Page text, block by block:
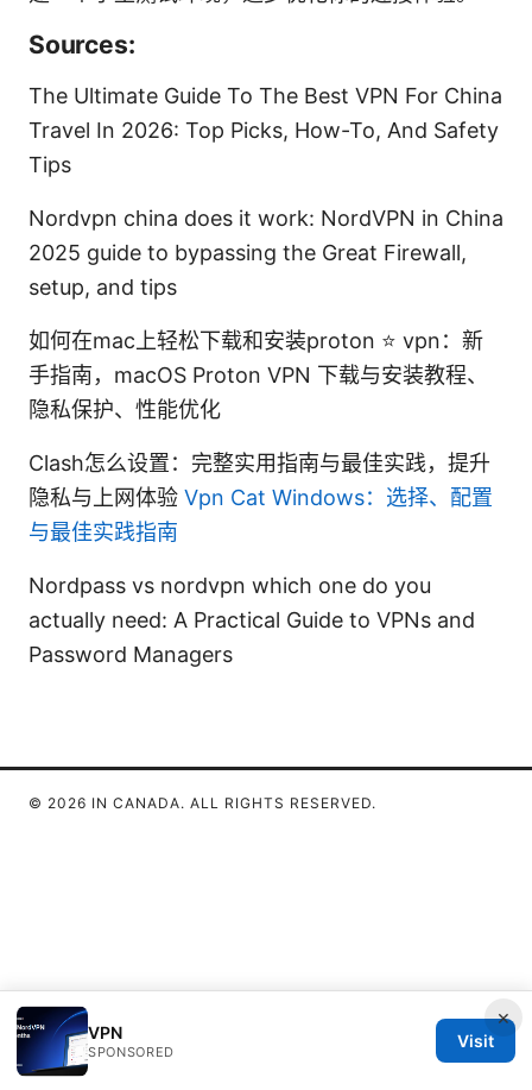
Sources:
The Ultimate Guide To The Best VPN For China
Travel In 2026: Top Picks, How-To, And Safety
Tips
Nordvpn china does it work: NordVPN in China
2025 guide to bypassing the Great Firewall,
setup, and tips
如何在mac上轻松下载和安装proton ⭐ vpn：新
手指南，macOS Proton VPN 下载与安装教程、
隐私保护、性能优化
Clash怎么设置：完整实用指南与最佳实践，提升
隐私与上网体验 Vpn Cat Windows：选择、配置
与最佳实践指南
Nordpass vs nordvpn which one do you
actually need: A Practical Guide to VPNs and
Password Managers
×
VPN
SPONSORED
Visit
© 2026 IN CANADA. ALL RIGHTS RESERVED.